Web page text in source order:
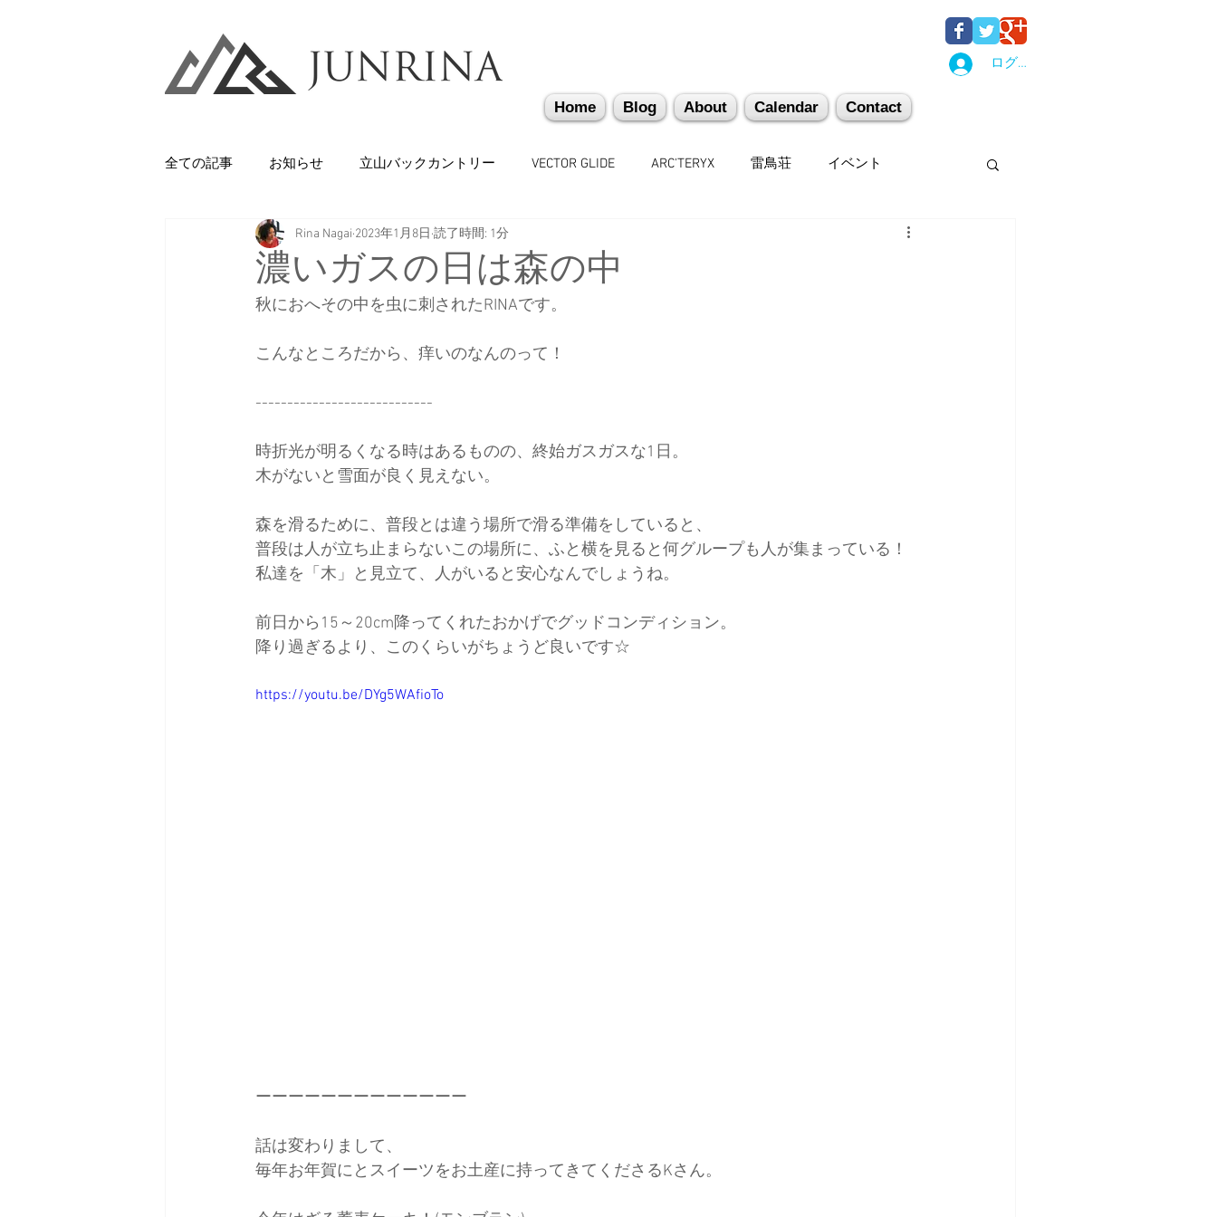
ログイン
Home Blog About Calendar Contact
全ての記事 お知らせ 立山バックカントリー VECTOR GLIDE ARC'TERYX 雷鳥荘 イベント
Backcountry 八甲田山 かぐらバックカントリー
石井スポーツ 休日 美味しいもの バックカントリーギア
日本バックカントリースキーガイド協会 中央アルプス 展示会 Sweet Protection
濃いガスの日は森の中
Rina Nagai 2023年1月8日 読了時間: 1分
秋におへその中を虫に刺されたRINAです。
こんなところだから、痒いのなんのって！
----------------------------
時折光が明るくなる時はあるものの、終始ガスガスな1日。
木がないと雪面が良く見えない。
森を滑るために、普段とは違う場所で滑る準備をしていると、
普段は人が立ち止まらないこの場所に、ふと横を見ると何グループも人が集まっている！
私達を「木」と見立て、人がいると安心なんでしょうね。
前日から15～20cm降ってくれたおかげでグッドコンディション。
降り過ぎるより、このくらいがちょうど良いです☆
https://youtu.be/DYg5WAfioTo
ーーーーーーーーーーーーー
話は変わりまして、
毎年お年賀にとスイーツをお土産に持ってきてくださるKさん。